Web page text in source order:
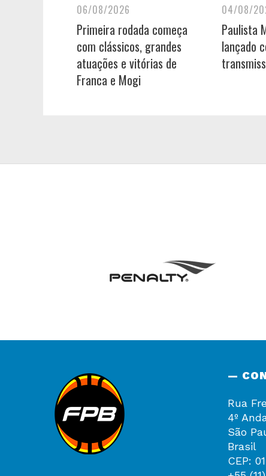
06/08/2026
Primeira rodada começa
com clássicos, grandes
atuações e vitórias de
Franca e Mogi
04/08/
Paulista
lançado
—
Rua
4º
São
Brasil
CEP: